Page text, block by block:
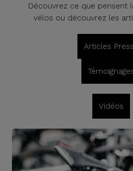
Découvrez ce que pensent
vélos ou découvrez les
Articles
Vidéos